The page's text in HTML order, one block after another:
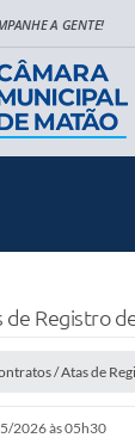
Registro
/ Atas de
2026 às 05h30